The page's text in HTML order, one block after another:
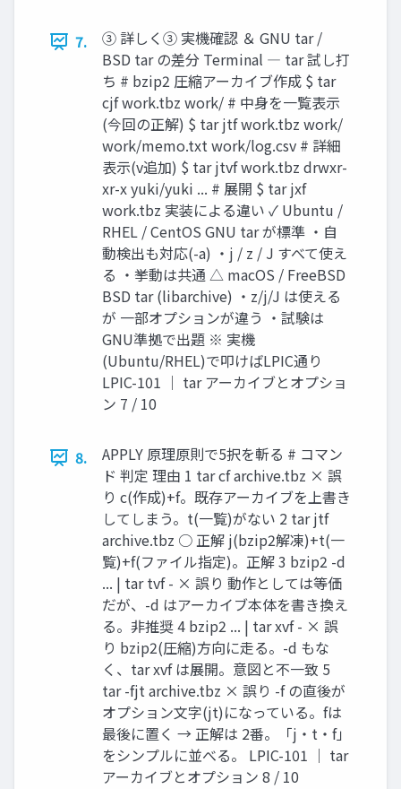
7.
③ 詳しく③ 実機確認 ＆ GNU tar /
BSD tar の差分 Terminal ― tar 試し打
ち # bzip2 圧縮アーカイブ作成 $ tar
cjf work.tbz work/ # 中身を一覧表示
(今回の正解) $ tar jtf work.tbz work/
work/memo.txt work/log.csv # 詳細
表示(v追加) $ tar jtvf work.tbz drwxr-
xr-x yuki/yuki ... # 展開 $ tar jxf
work.tbz 実装による違い ✓ Ubuntu /
RHEL / CentOS GNU tar が標準 ・自
動検出も対応(-a) ・j / z / J すべて使え
る ・挙動は共通 △ macOS / FreeBSD
BSD tar (libarchive) ・z/j/J は使える
が 一部オプションが違う ・試験は
GNU準拠で出題 ※ 実機
(Ubuntu/RHEL)で叩けばLPIC通り
LPIC-101 ｜ tar アーカイブとオプショ
ン 7 / 10
8.
APPLY 原理原則で5択を斬る # コマン
ド 判定 理由 1 tar cf archive.tbz × 誤
り c(作成)+f。既存アーカイブを上書き
してしまう。t(一覧)がない 2 tar jtf
archive.tbz ○ 正解 j(bzip2解凍)+t(一
覧)+f(ファイル指定)。正解 3 bzip2 -d
... | tar tvf - × 誤り 動作としては等価
だが、-d はアーカイブ本体を書き換え
る。非推奨 4 bzip2 ... | tar xvf - × 誤
り bzip2(圧縮)方向に走る。-d もな
く、tar xvf は展開。意図と不一致 5
tar -fjt archive.tbz × 誤り -f の直後が
オプション文字(jt)になっている。fは
最後に置く → 正解は 2番。「j・t・f」
をシンプルに並べる。 LPIC-101 ｜ tar
アーカイブとオプション 8 / 10